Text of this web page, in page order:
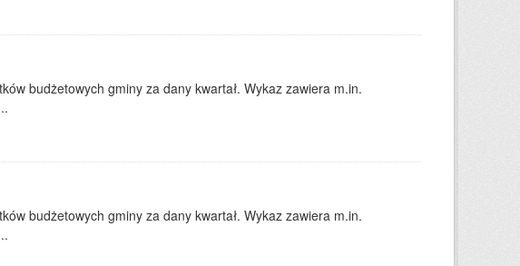
budżetowych gminy za dany kwartał. Wykaz zawiera m.in.
budżetowych gminy za dany kwartał. Wykaz zawiera m.in.